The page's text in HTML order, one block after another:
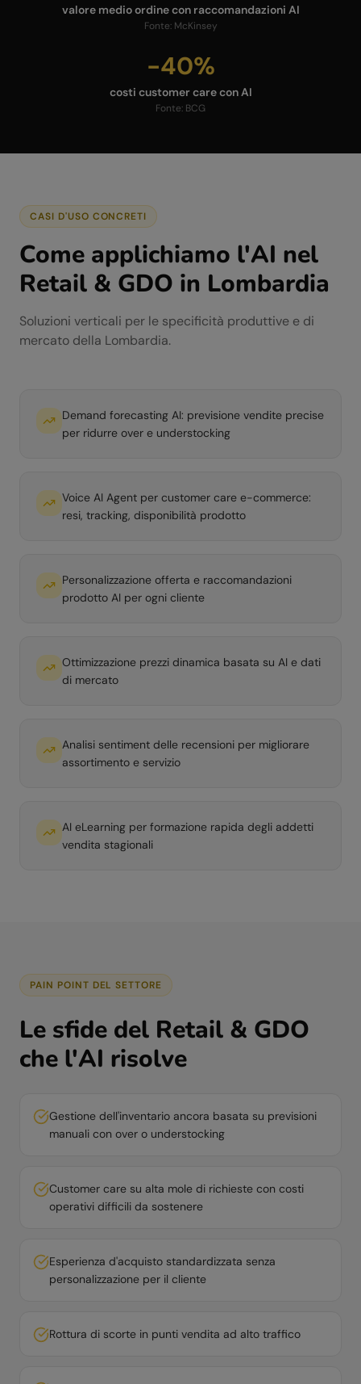
valore medio ordine con raccomandazioni AI
Fonte: McKinsey
-40%
costi customer care con AI
Fonte: BCG
CASI D'USO CONCRETI
Come applichiamo l'AI nel
Retail & GDO in Lombardia
Soluzioni verticali per le specificità produttive e di
mercato della Lombardia.
Demand forecasting AI: previsione vendite precise
per ridurre over e understocking
Voice AI Agent per customer care e-commerce:
resi, tracking, disponibilità prodotto
Personalizzazione offerta e raccomandazioni
prodotto AI per ogni cliente
Ottimizzazione prezzi dinamica basata su AI e dati
di mercato
Analisi sentiment delle recensioni per migliorare
assortimento e servizio
AI eLearning per formazione rapida degli addetti
vendita stagionali
PAIN POINT DEL SETTORE
Le sfide del Retail & GDO
che l'AI risolve
Gestione dell'inventario ancora basata su previsioni
manuali con over o understocking
Customer care su alta mole di richieste con costi
operativi difficili da sostenere
Esperienza d'acquisto standardizzata senza
personalizzazione per il cliente
Rottura di scorte in punti vendita ad alto traffico